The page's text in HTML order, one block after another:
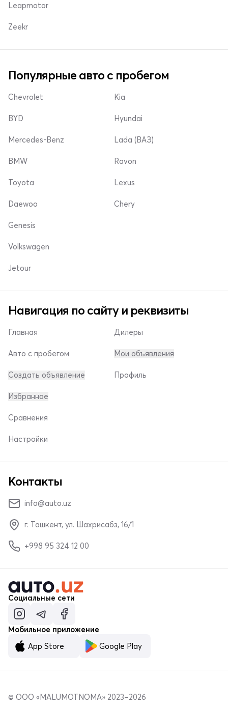
Leapmotor
Zeekr
Популярные авто с пробегом
Chevrolet
BYD
Mercedes-Benz
Kia
Hyundai
Lada (ВАЗ)
BMW
Toyota
Daewoo
Ravon
Lexus
Chery
Genesis
Volkswagen
Jetour
Навигация по сайту и реквизиты
Главная
Авто с пробегом
Создать объявление
Дилеры
Мои объявления
Профиль
Избранное
Сравнения
Настройки
Контакты
info@auto.uz
г. Ташкент, ул. Шахрисабз, 16/1
+998 95 324 12 00
Социальные сети
Мобильное приложение
App Store
Google Play
© ООО «MALUMOTNOMA» 2023–2026